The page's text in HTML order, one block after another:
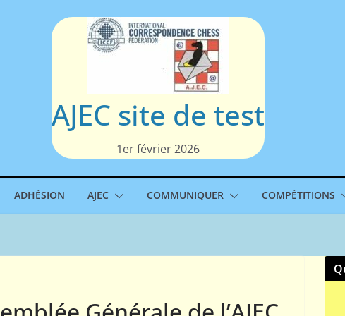
AJEC site de test
1er février 2026
ADHÉSION AJEC COMMUNIQUER COMPÉTITIONS